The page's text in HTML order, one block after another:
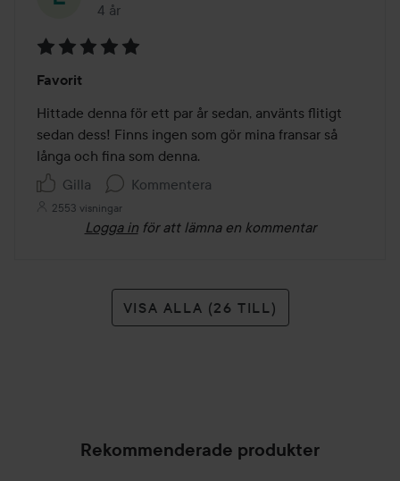
4 år
Inlägget skapades 4 år
5
av
5
Favorit
Hittade denna för ett par år sedan, använts flitigt
sedan dess! Finns ingen som gör mina fransar så
långa och fina som denna.
Gilla
Kommentera
2553 visningar
Logga in för att lämna en kommentar
VISA ALLA (26 TILL)
Rekommenderade produkter